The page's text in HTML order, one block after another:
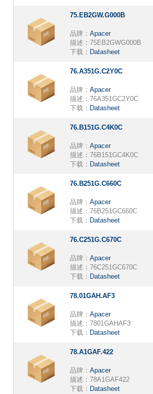
75.EB2GW.G000B
品牌： Apacer
描述： 75EB2GWG000B
下载： Datasheet
76.A351G.C2Y0C
品牌： Apacer
描述： 76A351GC2Y0C
下载： Datasheet
76.B151G.C4K0C
品牌： Apacer
描述： 76B151GC4K0C
下载： Datasheet
76.B251G.C660C
品牌： Apacer
描述： 76B251GC660C
下载： Datasheet
76.C251G.C670C
品牌： Apacer
描述： 76C251GC670C
下载： Datasheet
78.01GAH.AF3
品牌： Apacer
描述： 7801GAHAF3
下载： Datasheet
78.A1GAF.422
品牌： Apacer
描述： 78A1GAF422
下载： Datasheet